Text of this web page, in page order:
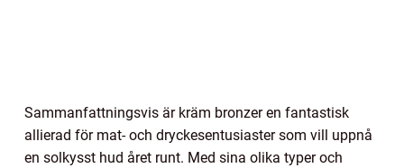
Sammanfattningsvis är kräm bronzer en fantastisk
allierad för mat- och dryckesentusiaster som vill uppnå
en solkysst hud året runt. Med sina olika typer och